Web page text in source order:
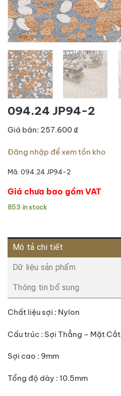
094.24 JP94-2
Giá bán: 257.600 ₫
Đăng nhập để xem tồn kho
Mã: 094.24 JP94-2
Giá chưa bao gồm VAT
853 in stock
Mô tả chi tiết
Dữ liệu sản phẩm
Thông tin bổ sung
Chất liệu sợi : Nylon
Cấu trúc : Sợi Thẳng – Mặt Cắt
Sợi cao : 9mm
Tổng độ dày : 10.5mm